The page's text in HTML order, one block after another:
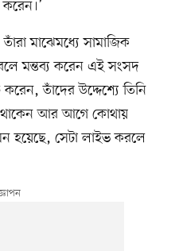
মাঝেমধ্যে সামাজিক
মন্তব্য করেন এই সংসদ
তাঁদের উদ্দেশ্যে তিনি
আর আগে কোথায়
হয়েছে, সেটা লাইভ করলে